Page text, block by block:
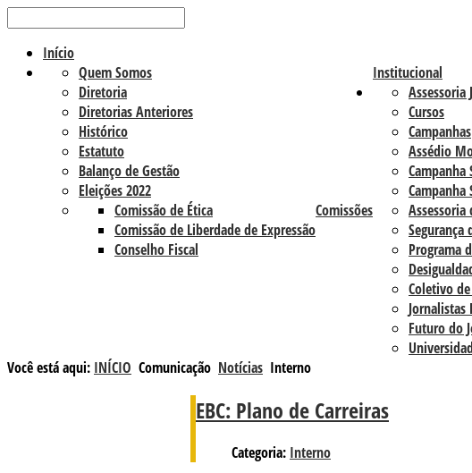
Início
Institucional
Quem Somos
Diretoria
Diretorias Anteriores
Histórico
Estatuto
Balanço de Gestão
Eleições 2022
Comissões
Comissão de Ética
Comissão de Liberdade de Expressão
Conselho Fiscal
Assessoria
Cursos
Campanhas
Assédio
Campanha
Campanha
Segurança
Programa
Coletivo
Jornalistas
Futuro do
Você está aqui: INÍCIO Comunicação Notícias Interno
EBC: Plano de Carreiras
Categoria: Interno